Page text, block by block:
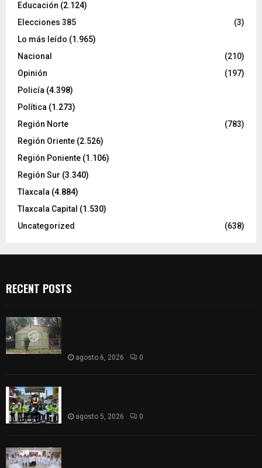
Educación (2.124)
Elecciones 385
(3)
Lo más leído (1.965)
Nacional
(210)
Opinión
(197)
Policía (4.398)
Política (1.273)
Región Norte
(783)
Región Oriente (2.526)
Región Poniente (1.106)
Región Sur (3.340)
Tlaxcala (4.884)
Tlaxcala Capital (1.530)
Uncategorized
(638)
RECENT POSTS
agosto 6, 2026 0
agosto 5, 2026 0